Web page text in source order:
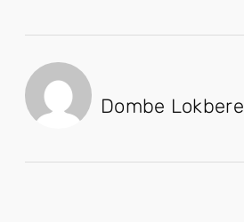
Dombe Lokbere